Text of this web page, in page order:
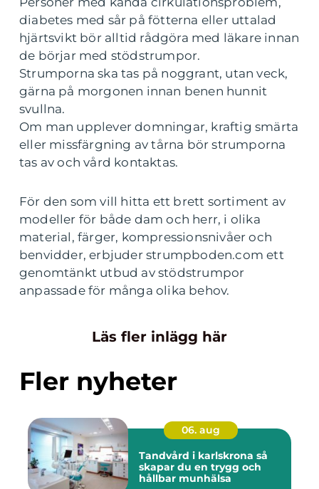
diabetes med sår på fötterna eller uttalad
hjärtsvikt bör alltid rådgöra med läkare innan
de börjar med stödstrumpor.
Strumporna ska tas på noggrant, utan veck,
gärna på morgonen innan benen hunnit
svullna.
Om man upplever domningar, kraftig smärta
eller missfärgning av tårna bör strumporna
tas av och vård kontaktas.
För den som vill hitta ett brett sortiment av
modeller för både dam och herr, i olika
material, färger, kompressionsnivåer och
benvidder, erbjuder strumpboden.com ett
genomtänkt utbud av stödstrumpor
anpassade för många olika behov.
Läs fler inlägg här
Fler nyheter
06. aug
Tandvård i karlskrona så
skapar du en trygg och
hållbar munhälsa